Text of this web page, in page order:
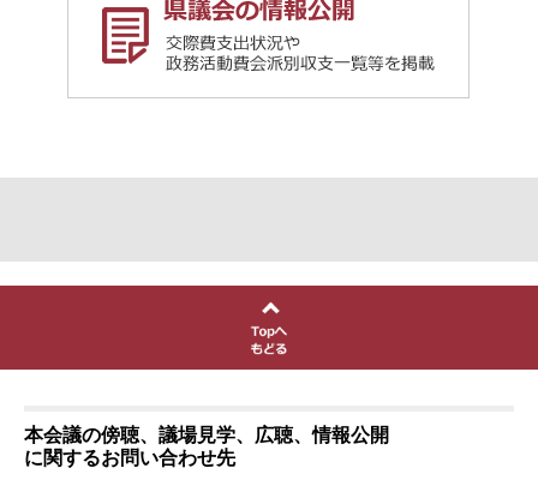
本会議の傍聴、議場見学、広聴、情報公開
に関するお問い合わせ先